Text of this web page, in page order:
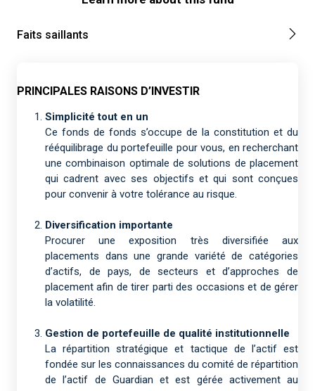
Faits saillants
PRINCIPALES RAISONS D’INVESTIR
Simplicité tout en un
Ce fonds de fonds s’occupe de la constitution et du
rééquilibrage du portefeuille pour vous, en recherchant
une combinaison optimale de solutions de placement
qui cadrent avec ses objectifs et qui sont conçues
pour convenir à votre tolérance au risque.
Diversification importante
Procurer une exposition très diversifiée aux
placements dans une grande variété de catégories
d’actifs, de pays, de secteurs et d’approches de
placement afin de tirer parti des occasions et de gérer
la volatilité.
Gestion de portefeuille de qualité institutionnelle
La répartition stratégique et tactique de l’actif est
fondée sur les connaissances du comité de répartition
de l’actif de Guardian et est gérée activement au